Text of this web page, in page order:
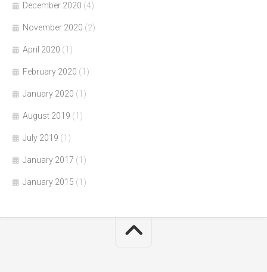
December 2020 (4)
November 2020 (2)
April 2020 (1)
February 2020 (1)
January 2020 (1)
August 2019 (1)
July 2019 (1)
January 2017 (1)
January 2015 (1)